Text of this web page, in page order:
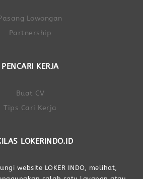
Lowongan
Partnership
PENCARI KERJA
Buat CV
Tips Cari Kerja
LOKERINDO.ID
website LOKER INDO, melihat,